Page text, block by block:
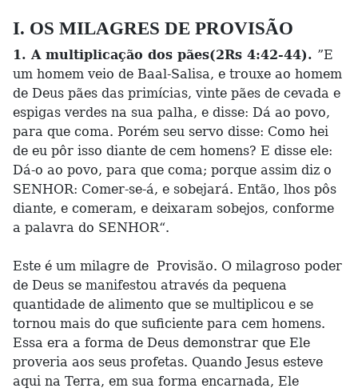
I. OS MILAGRES DE PROVISÃO
1. A multiplicação dos pães(2Rs 4:42-44). ”E
um homem veio de Baal-Salisa, e trouxe ao homem
de Deus pães das primícias, vinte pães de cevada e
espigas verdes na sua palha, e disse: Dá ao povo,
para que coma. Porém seu servo disse: Como hei
de eu pôr isso diante de cem homens? E disse ele:
Dá-o ao povo, para que coma; porque assim diz o
SENHOR: Comer-se-á, e sobejará. Então, lhos pôs
diante, e comeram, e deixaram sobejos, conforme
a palavra do SENHOR“.
Este é um milagre de Provisão. O milagroso poder
de Deus se manifestou através da pequena
quantidade de alimento que se multiplicou e se
tornou mais do que suficiente para cem homens.
Essa era a forma de Deus demonstrar que Ele
proveria aos seus profetas. Quando Jesus esteve
aqui na Terra, em sua forma encarnada, Ele